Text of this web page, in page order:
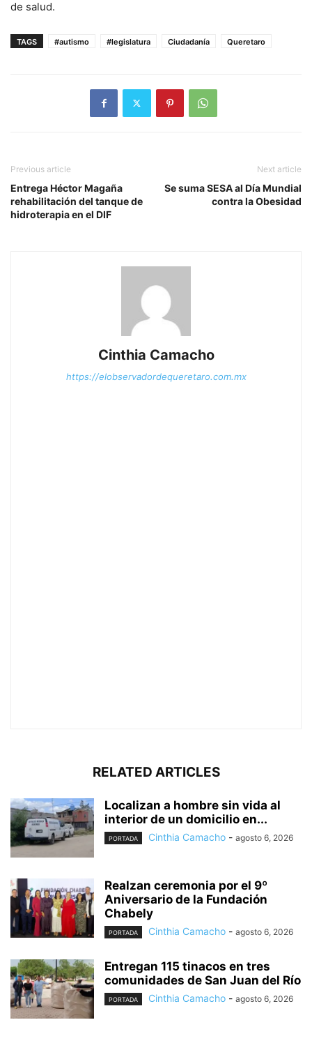
de salud.
TAGS #autismo #legislatura Ciudadanía Queretaro
Previous article
Entrega Héctor Magaña
rehabilitación del tanque de
hidroterapia en el DIF
Next article
Se suma SESA al Día Mundial
contra la Obesidad
Cinthia Camacho
https://elobservadordequeretaro.com.mx
RELATED ARTICLES
Localizan a hombre sin vida al
interior de un domicilio en...
PORTADA Cinthia Camacho - agosto 6, 2026
Realzan ceremonia por el 9º
Aniversario de la Fundación
Chabely
PORTADA Cinthia Camacho - agosto 6, 2026
Entregan 115 tinacos en tres
comunidades de San Juan del Río
PORTADA Cinthia Camacho - agosto 6, 2026